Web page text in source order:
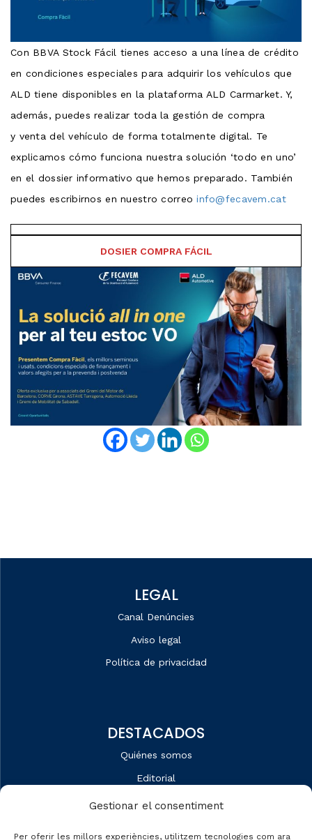
Gestionar el consentiment
Per oferir les millors experiències, utilitzem tecnologies com ara
Con BBVA Stock Fácil tienes acceso a una línea de crédito
en condiciones especiales para adquirir los vehículos que
ALD tiene disponibles en la plataforma ALD Carmarket. Y,
además, puedes realizar toda la gestión de compra
y venta del vehículo de forma totalmente digital. Te
explicamos cómo funciona nuestra solución ‘todo en uno’
en el dossier informativo que hemos preparado. También
puedes escribirnos en nuestro correoinfo@fecavem.cat
DOSIER COMPRA FÁCIL
LEGAL
Canal Denúncies
Aviso legal
Política de privacidad
DESTACADOS
Quiénes somos
Editorial
Datos de mercado